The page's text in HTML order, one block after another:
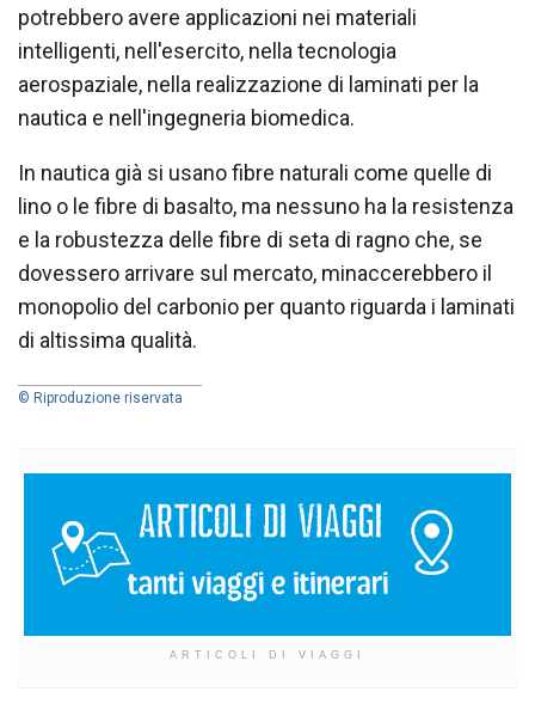
potrebbero avere applicazioni nei materiali
intelligenti, nell'esercito, nella tecnologia
aerospaziale, nella realizzazione di laminati per la
nautica e nell'ingegneria biomedica.
In nautica già si usano fibre naturali come quelle di
lino o le fibre di basalto, ma nessuno ha la resistenza
e la robustezza delle fibre di seta di ragno che, se
dovessero arrivare sul mercato, minaccerebbero il
monopolio del carbonio per quanto riguarda i laminati
di altissima qualità.
© Riproduzione riservata
ARTICOLI DI VIAGGI